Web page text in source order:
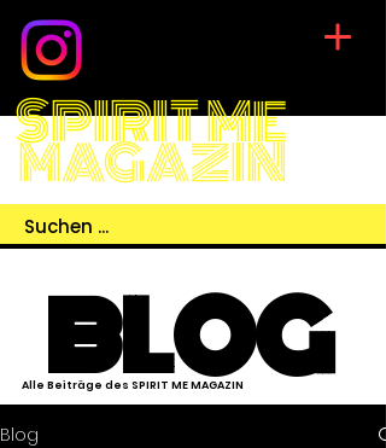
SPIRIT ME
MAGAZIN
BLOG
Alle Beiträge des SPIRIT ME MAGAZIN
Blog